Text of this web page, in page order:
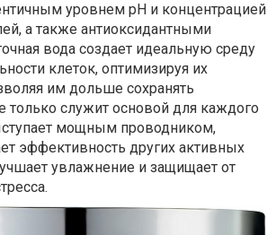
уровнем pH и концентрацией
а также антиоксидантными
вода создает идеальную среду
клеток, оптимизируя их
им дольше сохранять
только служит основой для каждого
мощным проводником,
эффективность других активных
увлажнение и защищает от